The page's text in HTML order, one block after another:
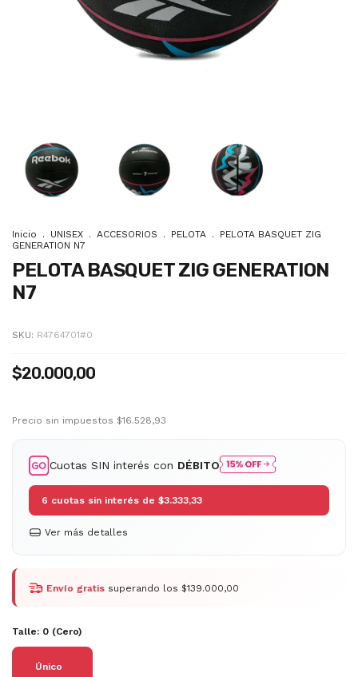
Inicio . UNISEX . ACCESORIOS . PELOTA .
PELOTA BASQUET ZIG
GENERATION N7
PELOTA BASQUET ZIG GENERATION
N7
SKU: R4764701#0
$20.000,00
Precio sin impuestos $16.528,93
Cuotas SIN interés con DÉBITO
6 cuotas sin interés de $3.333,33
Ver más detalles
Envío gratis superando los $139.000,00
Talle: 0 (Cero)